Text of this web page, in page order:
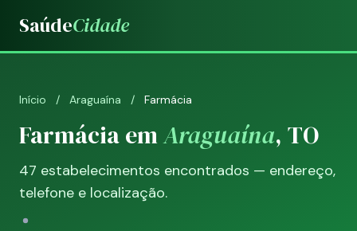
SaúdeCidade
Início / Araguaína / Farmácia
Farmácia emAraguaína, TO
47 estabelecimentos encontrados — endereço,
telefone e localização.